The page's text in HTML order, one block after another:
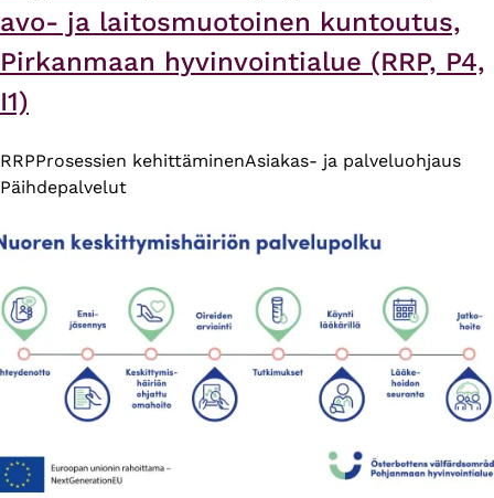
avo- ja laitosmuotoinen kuntoutus,
Pirkanmaan hyvinvointialue (RRP, P4,
I1)
RRPProsessien kehittäminenAsiakas- ja palveluohjaus
Päihdepalvelut